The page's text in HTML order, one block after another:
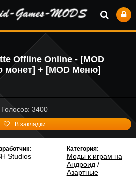
Offline Online - [MOD
монет] + [MOD Меню]
Голосов: 3400
В закладки
Studios
Категория:
Моды к играм на
Андроид /
Азартные